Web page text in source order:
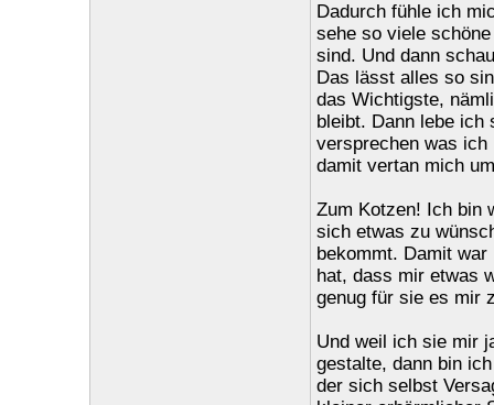
Dadurch fühle ich
sehe so viele
sind. Und dann
Das lässt alles so
das Wichtigste,
bleibt. Dann lebe ich
versprechen was ich
damit vertan mich
Zum Kotzen! Ich bin
sich etwas zu
bekommt. Damit
hat, dass mir etwas
genug für sie es mir
Und weil ich sie mir
gestalte, dann bin
der sich selbst